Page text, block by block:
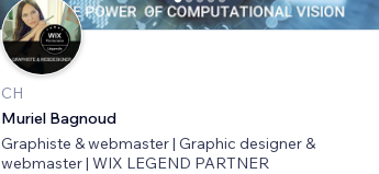
CH
Muriel Bagnoud
Graphiste & webmaster | Graphic designer &
webmaster | WIX LEGEND PARTNER